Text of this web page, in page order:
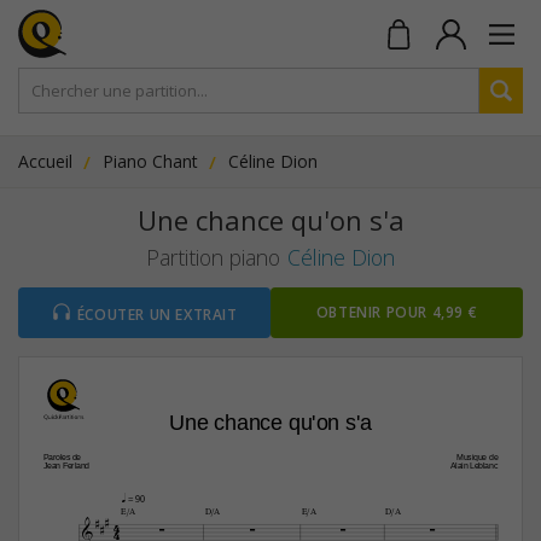
Accueil Piano Chant Céline Dion
Une chance qu'on s'a
Partition piano Céline Dion
ÉCOUTER UN EXTRAIT OBTENIR POUR 4,99 €
Une chance qu'on s'a
Musique de
Alain Leblanc
Paroles de
Jean Ferland
q = 90
4
4
 E/A

D/A

E/A

D/A
